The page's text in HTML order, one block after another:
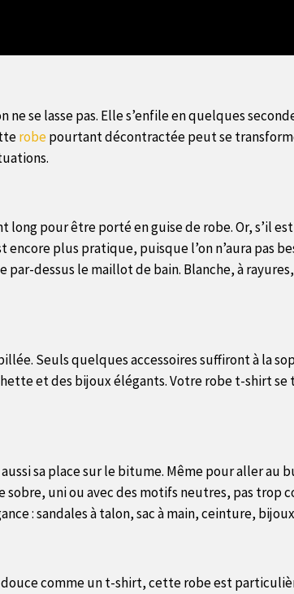
se lasse pas. Elle s’enfile en quelques
robepourtant décontractée peut se
pour être porté en guise de robe. Or, s’il
plus pratique, puisque l’on n’aura pas
par-dessus le maillot de bain. Blanche, à
Seuls quelques accessoires suffiront à la
et des bijoux élégants. Votre robe t-shirt
sa place sur le bitume. Même pour aller au
uni ou avec des motifs neutres, pas trop
: sandales à talon, sac à main, ceinture,
comme un t-shirt, cette robe est